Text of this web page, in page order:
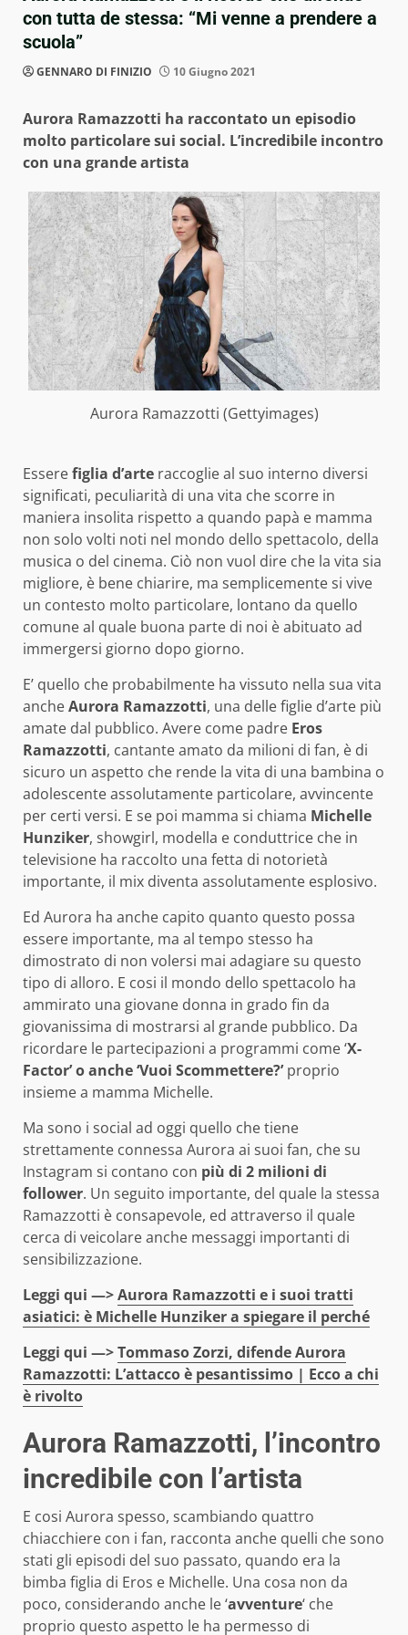
con tutta de stessa: “Mi venne a prendere a
scuola”
GENNARO DI FINIZIO 10 Giugno 2021
Aurora Ramazzotti ha raccontato un episodio
molto particolare sui social. L’incredibile incontro
con una grande artista
Aurora Ramazzotti (Gettyimages)
Esserefiglia d’arte raccoglie al suo interno diversi
significati, peculiarità di una vita che scorre in
maniera insolita rispetto a quando papà e mamma
non solo volti noti nel mondo dello spettacolo, della
musica o del cinema. Ciò non vuol dire che la vita sia
migliore, è bene chiarire, ma semplicemente si vive
un contesto molto particolare, lontano da quello
comune al quale buona parte di noi è abituato ad
immergersi giorno dopo giorno.
E’ quello che probabilmente ha vissuto nella sua vita
ancheAurora Ramazzotti, una delle figlie d’arte più
amate dal pubblico. Avere come padre Eros
Ramazzotti, cantante amato da milioni di fan, è di
sicuro un aspetto che rende la vita di una bambina o
adolescente assolutamente particolare, avvincente
per certi versi. E se poi mamma si chiama Michelle
Hunziker, showgirl, modella e conduttrice che in
televisione ha raccolto una fetta di notorietà
importante, il mix diventa assolutamente esplosivo.
Ed Aurora ha anche capito quanto questo possa
essere importante, ma al tempo stesso ha
dimostrato di non volersi mai adagiare su questo
tipo di alloro. E cosi il mondo dello spettacolo ha
ammirato una giovane donna in grado fin da
giovanissima di mostrarsi al grande pubblico. Da
ricordare le partecipazioni a programmi come ‘X-
Factor’ o anche ‘Vuoi Scommettere?’proprio
insieme a mamma Michelle.
Ma sono i social ad oggi quello che tiene
strettamente connessa Aurora ai suoi fan, che su
Instagram si contano con più di 2 milioni di
follower. Un seguito importante, del quale la stessa
Ramazzotti è consapevole, ed attraverso il quale
cerca di veicolare anche messaggi importanti di
sensibilizzazione.
Leggi qui —>Aurora Ramazzotti e i suoi tratti
asiatici: è Michelle Hunziker a spiegare il perché
Leggi qui —>Tommaso Zorzi, difende Aurora
Ramazzotti: L’attacco è pesantissimo | Ecco a chi
è rivolto
Aurora Ramazzotti, l’incontro
incredibile con l’artista
E cosi Aurora spesso, scambiando quattro
chiacchiere con i fan, racconta anche quelli che sono
stati gli episodi del suo passato, quando era la
bimba figlia di Eros e Michelle. Una cosa non da
poco, considerando anche le ‘avventure‘ che
proprio questo aspetto le ha permesso di